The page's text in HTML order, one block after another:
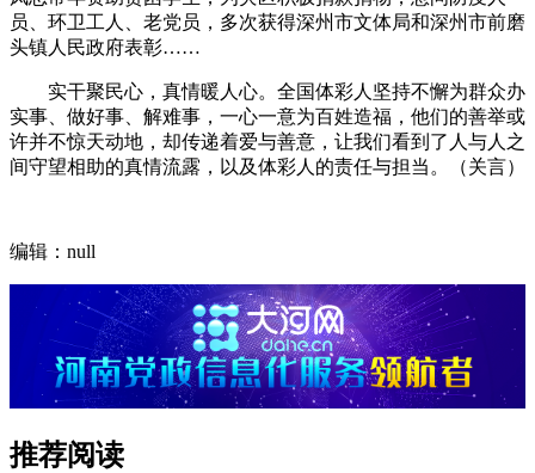
员、环卫工人、老党员，多次获得深州市文体局和深州市前磨
头镇人民政府表彰……
实干聚民心，真情暖人心。全国体彩人坚持不懈为群众办
实事、做好事、解难事，一心一意为百姓造福，他们的善举或
许并不惊天动地，却传递着爱与善意，让我们看到了人与人之
间守望相助的真情流露，以及体彩人的责任与担当。（关言）
编辑：null
推荐阅读